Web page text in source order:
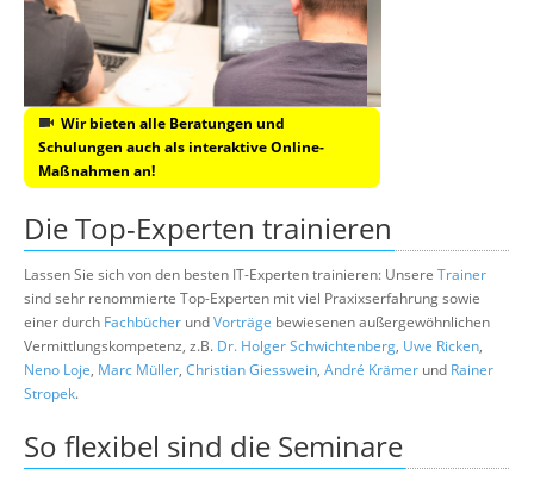
Wir bieten alle Beratungen und
Schulungen auch als interaktive Online-
Maßnahmen an!
Die Top-Experten trainieren
Lassen Sie sich von den besten IT-Experten trainieren: Unsere Trainer
sind sehr renommierte Top-Experten mit viel Praxixserfahrung sowie
einer durch Fachbücher undVorträge bewiesenen außergewöhnlichen
Vermittlungskompetenz, z.B. Dr. Holger Schwichtenberg, Uwe Ricken,
Neno Loje, Marc Müller, Christian Giesswein, André Krämer und Rainer
Stropek.
So flexibel sind die Seminare